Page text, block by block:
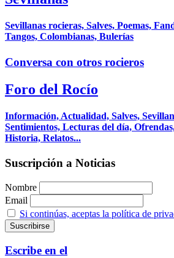
Sevillanas rocieras, Salves, Poemas,
Tangos, Colombianas, Bulerías
Conversa con otros rocieros
Foro del Rocío
Información, Actualidad, Salves,
Sentimientos, Lecturas del día,
Historia, Relatos...
Suscripción a Noticias
Nombre
Email
Si continúas, aceptas la política de
Escribe en el